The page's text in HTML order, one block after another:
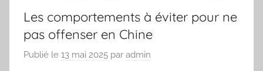
Les comportements à éviter pour ne
pas offenser en Chine
Publié le 13 mai 2025 par admin